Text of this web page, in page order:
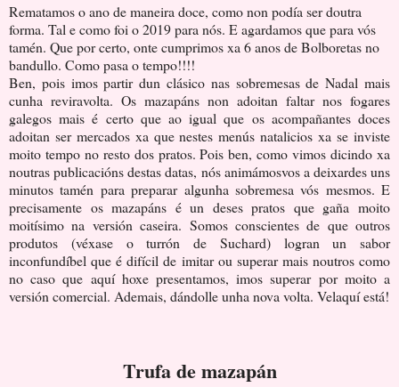
Rematamos o ano de maneira doce, como non podía ser doutra
forma. Tal e como foi o 2019 para nós. E agardamos que para vós
tamén. Que por certo, onte cumprimos xa 6 anos de Bolboretas no
bandullo. Como pasa o tempo!!!!
Ben, pois imos partir dun clásico nas sobremesas de Nadal mais
cunha reviravolta. Os mazapáns non adoitan faltar nos fogares
galegos mais é certo que ao igual que os acompañantes doces
adoitan ser mercados xa que nestes menús natalicios xa se inviste
moito tempo no resto dos pratos. Pois ben, como vimos dicindo xa
noutras publicacións destas datas, nós animámosvos a deixardes uns
minutos tamén para preparar algunha sobremesa vós mesmos. E
precisamente os mazapáns é un deses pratos que gaña moito
moitísimo na versión caseira. Somos conscientes de que outros
produtos (véxase o turrón de Suchard) logran un sabor
inconfundíbel que é difícil de imitar ou superar mais noutros como
no caso que aquí hoxe presentamos, imos superar por moito a
versión comercial. Ademais, dándolle unha nova volta. Velaquí está!
Trufa de mazapán